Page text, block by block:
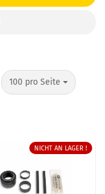
100 pro Seite
pro Seite
NICHT AN LAGER !